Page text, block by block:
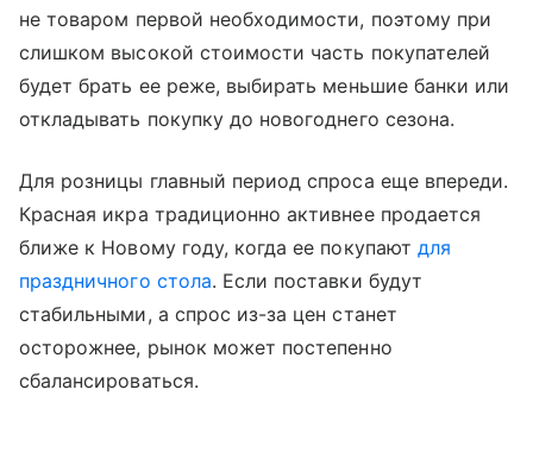
не товаром первой необходимости, поэтому при
слишком высокой стоимости часть покупателей
будет брать ее реже, выбирать меньшие банки или
откладывать покупку до новогоднего сезона.
Для розницы главный период спроса еще впереди.
Красная икра традиционно активнее продается
ближе к Новому году, когда ее покупают для
праздничного стола. Если поставки будут
стабильными, а спрос из-за цен станет
осторожнее, рынок может постепенно
сбалансироваться.